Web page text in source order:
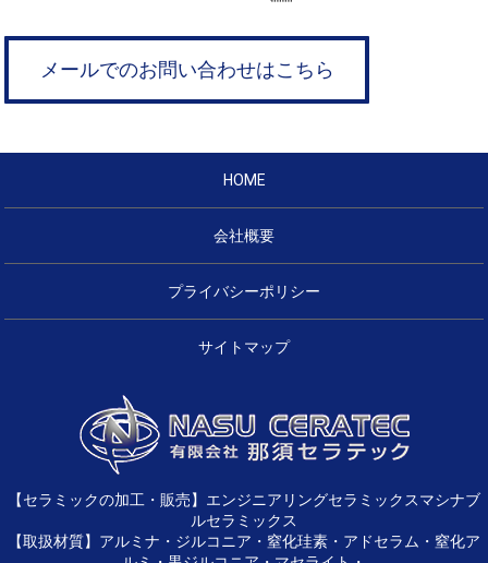
メールでのお問い合わせはこちら
HOME
会社概要
プライバシーポリシー
サイトマップ
【セラミックの加工・販売】エンジニアリングセラミックスマシナブ
ルセラミックス
【取扱材質】アルミナ・ジルコニア・窒化珪素・アドセラム・窒化ア